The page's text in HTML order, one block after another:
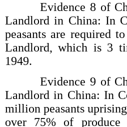
Evidence 8 of
Landlord in China: In
peasants are required
Landlord, which is 3
1949.
Evidence 9 of
Landlord in China: In
million peasants
over 75% of produce